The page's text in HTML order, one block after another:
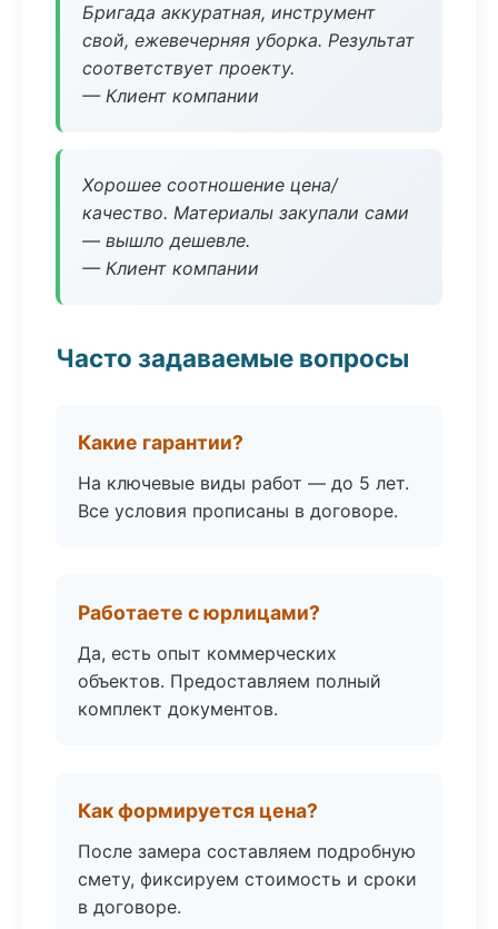
Бригада аккуратная, инструмент
свой, ежевечерняя уборка. Результат
соответствует проекту.
— Клиент компании
Хорошее соотношение цена/
качество. Материалы закупали сами
— вышло дешевле.
— Клиент компании
Часто задаваемые вопросы
Какие гарантии?
На ключевые виды работ — до 5 лет.
Все условия прописаны в договоре.
Работаете с юрлицами?
Да, есть опыт коммерческих
объектов. Предоставляем полный
комплект документов.
Как формируется цена?
После замера составляем подробную
смету, фиксируем стоимость и сроки
в договоре.